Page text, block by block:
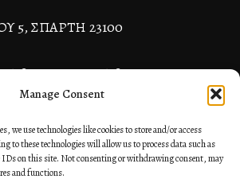
Manage Consent
we use technologies like cookies to store and/or access
to these technologies will allow us to process data such as
on this site. Not consenting or withdrawing consent, may
and functions.
5, ΣΠΑΡΤΗ 23100
και 27310 26581